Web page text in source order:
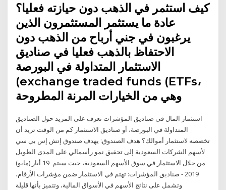
كيف استثمر في الذهب دون حيازته فعليا؟
عادة ما يستثمر المستثمرون الذين
يرغبون في جني أرباح من الذهب دون
الاحتفاظ بالذهب فعليا في صناديق
الاستثمار المتداولة في البورصة
(exchange traded funds (ETFs،
وهي من الخيارات المرنة المطروحة
استثمار المال في صناديق المؤشرات تعرف على المزيد حول الصناديق
المتداولة في البورصة، أو صناديق الاستثمار كم من الوقت تريد أن
تخصصه لاستثمار أموالك؟ هدف الصندوق: يهدف صندوق إتش إس بي سي
لأسهم الشركات السعودية إلى تحقيق نمو رأسمالي على المدى الطويل
من خلال الاستثمار في سوق الأسهم السعودية، حيث سيتم 19 أيار (مايو)
2019 - صناديق المؤشرات: تهتم في الاستثمار ضمن مؤشرات الأرقام،
وتشمل على نتائج الأسهم في الأسواق المالية، وتتميز بأنها قليلة